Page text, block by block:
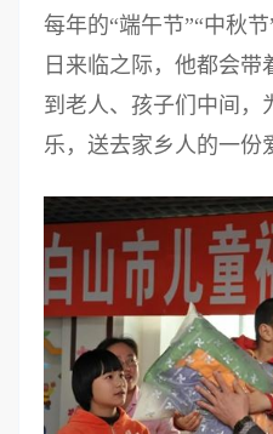
每年的“端午节”“中秋
日来临之际，他都会带
到老人、孩子们中间，
乐，送去家乡人的一份